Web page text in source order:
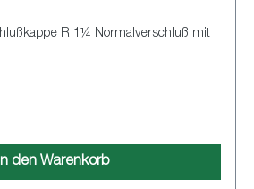
1¼ Normalverschluß mit
den Warenkorb